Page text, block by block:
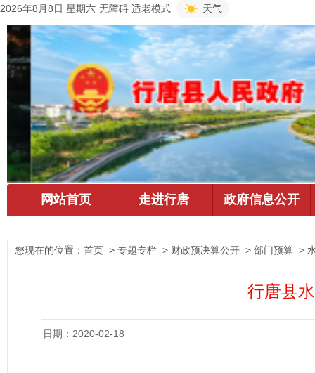
2026年8月8日 星期六 无障碍 适老模式 天气
您现在的位置： 首页 > 专题专栏 > 财政预决算公开 > 部门预算 >
行唐县
日期：2020-02-18